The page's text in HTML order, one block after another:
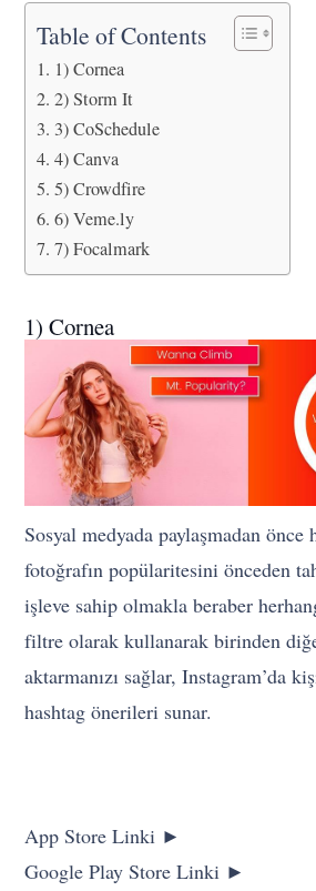
Table of Contents
1) Cornea
2) Storm It
3) CoSchedule
4) Canva
5) Crowdfire
6) Veme.ly
7) Focalmark
1) Cornea
Sosyal medyada paylaşmadan önce
fotoğrafın popülaritesini önceden
işleve sahip olmakla beraber
filtre olarak kullanarak birinden
aktarmanızı sağlar, Instagram’da
hashtag önerileri sunar.
App Store Linki ►
Google Play Store Linki ►